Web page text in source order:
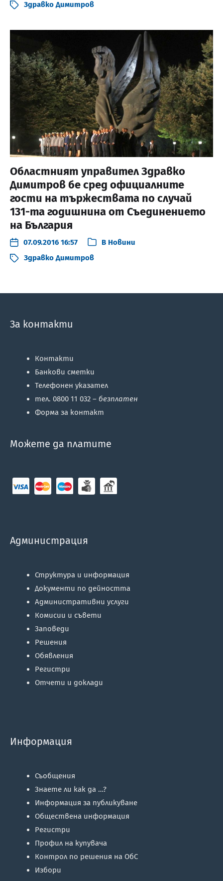
Здравко Димитров
Областният управител Здравко
Димитров бе сред официалните
гости на тържествата по случай
131-та годишнина от Съединението
на България
07.09.2016 16:57 В Новини
Здравко Димитров
За контакти
Контакти
Банкови сметки
Телефонен указател
тел. 0800 11 032 – безплатен
Форма за контакт
Можете да платите
Администрация
Структура и информация
Документи по дейността
Административни услуги
Комисии и съвети
Заповеди
Решения
Обявления
Регистри
Отчети и доклади
Информация
Съобщения
Знаете ли как да …?
Информация за публикуване
Обществена информация
Регистри
Профил на купувача
Контрол по решения на ОбС
Избори